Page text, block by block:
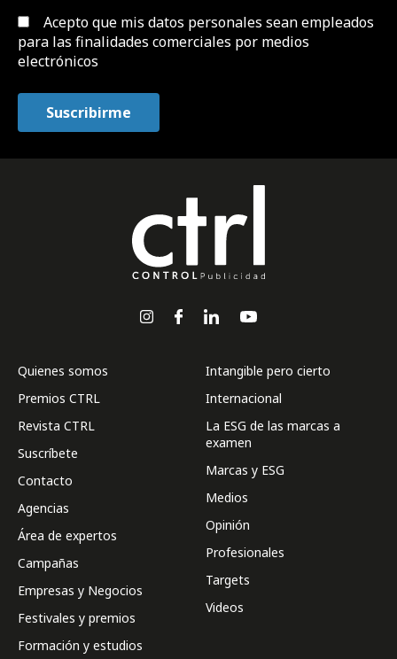
Acepto que mis datos personales sean empleados
para las finalidades comerciales por medios
electrónicos
Quienes somos
Premios CTRL
Revista CTRL
Suscríbete
Contacto
Agencias
Área de expertos
Campañas
Empresas y Negocios
Festivales y premios
Formación y estudios
Intangible pero cierto
Internacional
La ESG de las marcas a
examen
Marcas y ESG
Medios
Opinión
Profesionales
Targets
Videos